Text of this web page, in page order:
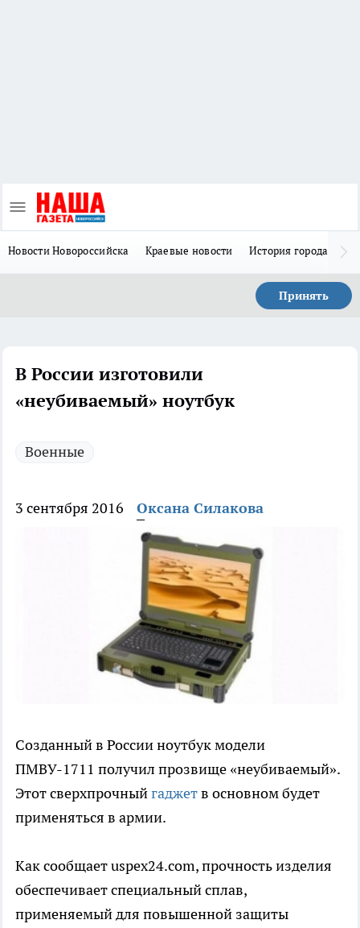
Новости Новороссийска Краевые новости История города Н
Принять
В России изготовили
«неубиваемый» ноутбук
Военные
3 сентября 2016 Оксана Силакова
Созданный в России ноутбук модели
ПМВУ-1711 получил прозвище «неубиваемый».
Этот сверхпрочныйгаджетв основном будет
применяться в армии.
Как сообщает uspex24.com, прочность изделия
обеспечивает специальный сплав,
применяемый для повышенной защиты